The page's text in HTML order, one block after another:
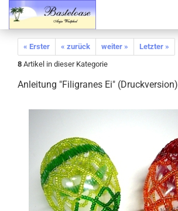
« Erster « zurück weiter »
Letzter »
8 Artikel in dieser Kategorie
Anleitung "Filigranes Ei" (Druckversion)